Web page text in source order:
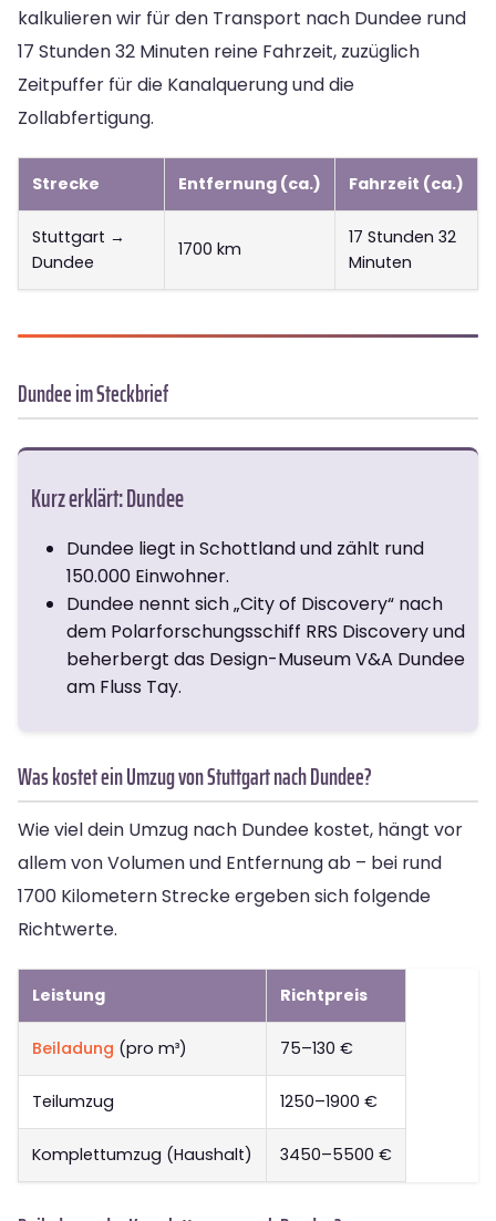
kalkulieren wir für den Transport nach Dundee rund
17 Stunden 32 Minuten reine Fahrzeit, zuzüglich
Zeitpuffer für die Kanalquerung und die
Zollabfertigung.
Strecke Entfernung (ca.) Fahrzeit (ca.)
Stuttgart →
Dundee
1700 km
17 Stunden 32
Minuten
Dundee im Steckbrief
Kurz erklärt: Dundee
Dundee liegt in Schottland und zählt rund
150.000 Einwohner.
Dundee nennt sich „City of Discovery“ nach
dem Polarforschungsschiff RRS Discovery und
beherbergt das Design-Museum V&A Dundee
am Fluss Tay.
Was kostet ein Umzug von Stuttgart nach Dundee?
Wie viel dein Umzug nach Dundee kostet, hängt vor
allem von Volumen und Entfernung ab – bei rund
1700 Kilometern Strecke ergeben sich folgende
Richtwerte.
Leistung Richtpreis
Beiladung (pro m³) 75–130 €
Teilumzug 1250–1900 €
Komplettumzug (Haushalt) 3450–5500 €